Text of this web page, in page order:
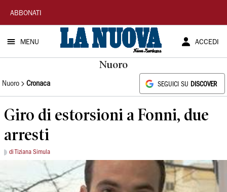
La
Nuova
Sardegna
ABBONATI
MENU ACCEDI
Nuoro
Nuoro Cronaca SEGUICI SU DISCOVER
Giro di estorsioni a Fonni, due
arresti
di Tiziana Simula